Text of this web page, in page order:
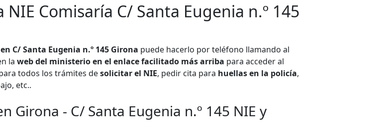
Comisaría C/ Santa Eugenia n.º 145
C/ Santa Eugenia n.º 145 Girona puede hacerlo por teléfono llamando al
la web del ministerio en el enlace facilitado más arriba para acceder al
todos los trámites desolicitar el NIE, pedir cita para huellas en la policía,
etc..
Girona - C/ Santa Eugenia n.º 145 NIE y